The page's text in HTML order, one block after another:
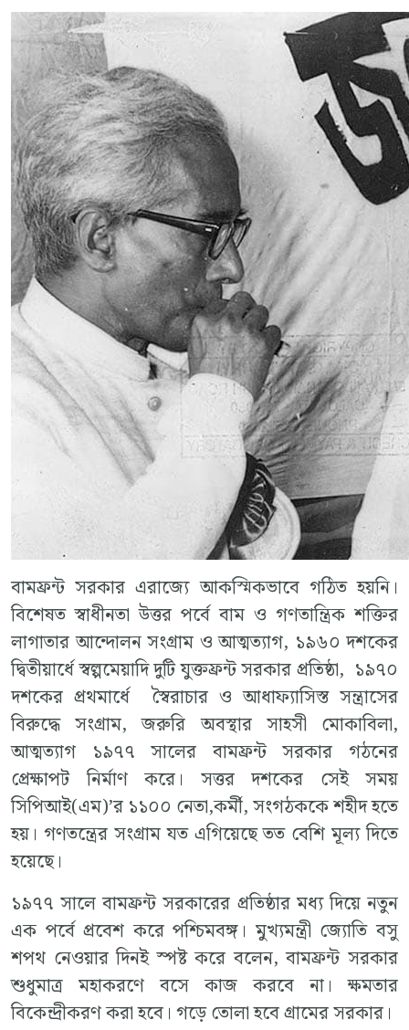
বামফ্রন্ট সরকার এরাজ্যে আকস্মিকভাবে গঠিত হয়নি।
বিশেষত স্বাধীনতা উত্তর পর্বে বাম ও গণতান্ত্রিক শক্তির
লাগাতার আন্দোলন সংগ্রাম ও আত্মত্যাগ, ১৯৬০ দশকের
দ্বিতীয়ার্ধে স্বল্পমেয়াদি দুটি যুক্তফ্রন্ট সরকার প্রতিষ্ঠা, ১৯৭০
দশকের প্রথমার্ধে স্বৈরাচার ও আধাফ্যাসিস্ত সন্ত্রাসের
বিরুদ্ধে সংগ্রাম, জরুরি অবস্থার সাহসী মোকাবিলা,
আত্মত্যাগ ১৯৭৭ সালের বামফ্রন্ট সরকার গঠনের
প্রেক্ষাপট নির্মাণ করে। সত্তর দশকের সেই সময়
সিপিআই(এম)’র ১১০০ নেতা,কর্মী, সংগঠককে শহীদ হতে
হয়। গণতন্ত্রের সংগ্রাম যত এগিয়েছে তত বেশি মূল্য দিতে
হয়েছে।
১৯৭৭ সালে বামফ্রন্ট সরকারের প্রতিষ্ঠার মধ্য দিয়ে নতুন
এক পর্বে প্রবেশ করে পশ্চিমবঙ্গ। মুখ্যমন্ত্রী জ্যোতি বসু
শপথ নেওয়ার দিনই স্পষ্ট করে বলেন, বামফ্রন্ট সরকার
শুধুমাত্র মহাকরণে বসে কাজ করবে না। ক্ষমতার
বিকেন্দ্রীকরণ করা হবে। গড়ে তোলা হবে গ্রামের সরকার।